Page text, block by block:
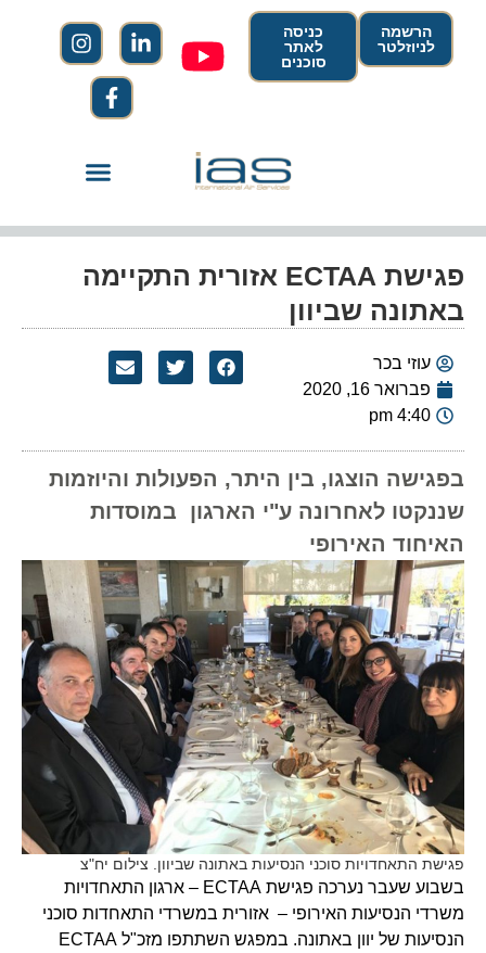
הרשמה
לניוזלטר
כניסה
לאתר
סוכנים
פגישת ECTAA אזורית התקיימה
באתונה שביוון
עוזי בכר
פברואר 16, 2020
4:40 pm
בפגישה הוצגו, בין היתר, הפעולות והיוזמות
שננקטו לאחרונה ע"י הארגון במוסדות
האיחוד האירופי
פגישת התאחדויות סוכני הנסיעות באתונה שביוון. צילום יח"צ
בשבוע שעבר נערכה פגישת ECTAA – ארגון התאחדויות
משרדי הנסיעות האירופי – אזורית במשרדי התאחדות סוכני
הנסיעות של יוון באתונה. במפגש השתתפו מזכ"ל ECTAA